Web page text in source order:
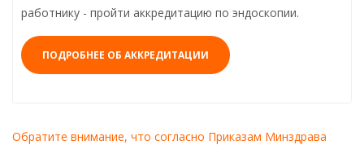
работнику - пройти аккредитацию по эндоскопии.
ПОДРОБНЕЕ ОБ АККРЕДИТАЦИИ
Обратите внимание, что согласно Приказам Минздрава